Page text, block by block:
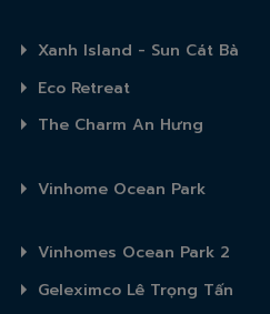
Xanh Island - Sun Cát Bà
Eco Retreat
The Charm An Hưng
Vinhome Ocean Park
Vinhomes Ocean Park 2
Geleximco Lê Trọng Tấn